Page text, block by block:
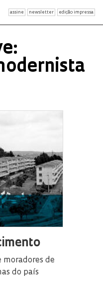
assine newsletter edição impressa
moradores de
do país